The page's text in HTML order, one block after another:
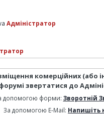
Адміністратор
комерційних (або
звертатися до
допомогою форми: Зворотній
За допомогою E-Mail: Напишіть